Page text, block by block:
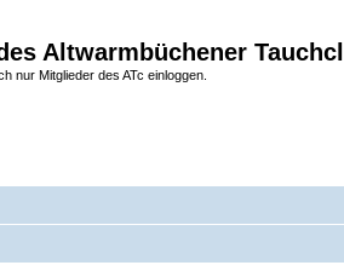
Altwarmbüchener
nur Mitglieder des ATc einloggen.